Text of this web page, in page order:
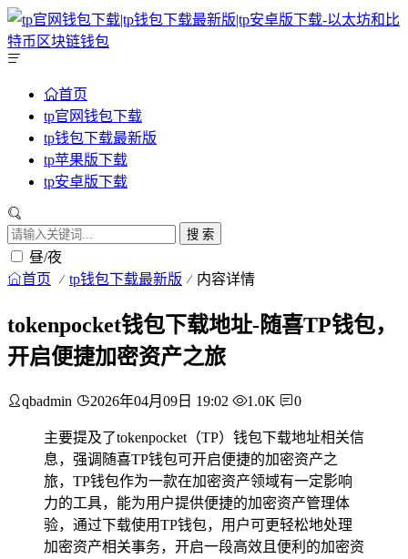
首页
tp官网钱包下载
tp钱包下载最新版
tp苹果版下载
tp安卓版下载
搜 索
昼/夜
首页 tp钱包下载最新版 内容详情
tokenpocket钱包下载地址-随喜TP钱包，
开启便捷加密资产之旅
qbadmin 2026年04月09日 19:02 1.0K 0
主要提及了tokenpocket（TP）钱包下载地址相关信
息，强调随喜TP钱包可开启便捷的加密资产之
旅，TP钱包作为一款在加密资产领域有一定影响
力的工具，能为用户提供便捷的加密资产管理体
验，通过下载使用TP钱包，用户可更轻松地处理
加密资产相关事务，开启一段高效且便利的加密资